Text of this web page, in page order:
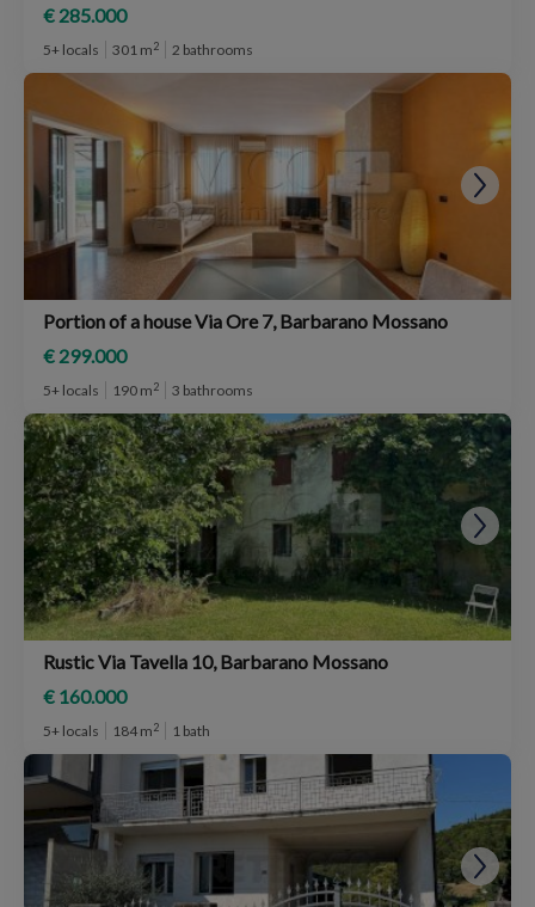
€ 285.000
5+ locals 301 m2 2 bathrooms
Portion of a house Via Ore 7, Barbarano Mossano
€ 299.000
5+ locals 190 m2 3 bathrooms
Rustic Via Tavella 10, Barbarano Mossano
€ 160.000
5+ locals 184 m2 1 bath